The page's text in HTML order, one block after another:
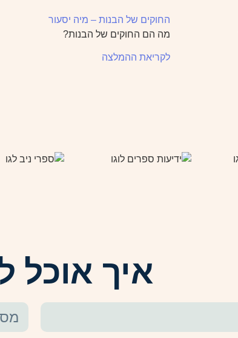
החוקים של הבנות – מיה יסעור
מה הם החוקים של הבנות?
לקריאת ההמלצה
איך אוכל